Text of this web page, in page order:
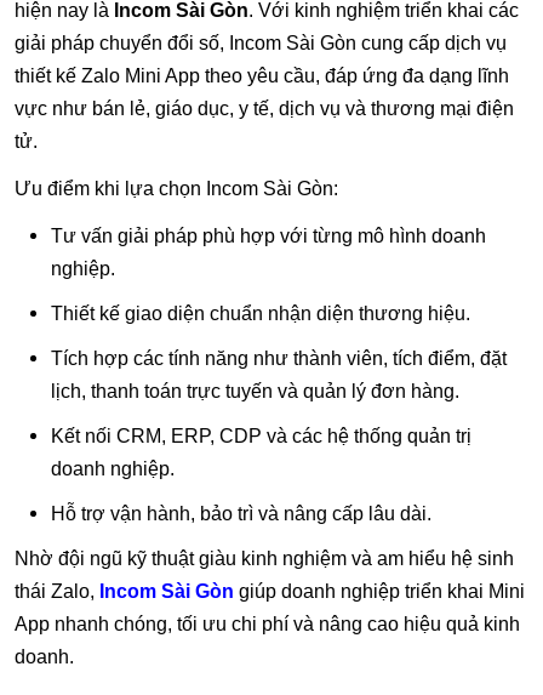
hiện nay là Incom Sài Gòn. Với kinh nghiệm triển khai các
giải pháp chuyển đổi số, Incom Sài Gòn cung cấp dịch vụ
thiết kế Zalo Mini App theo yêu cầu, đáp ứng đa dạng lĩnh
vực như bán lẻ, giáo dục, y tế, dịch vụ và thương mại điện
tử.
Ưu điểm khi lựa chọn Incom Sài Gòn:
Tư vấn giải pháp phù hợp với từng mô hình doanh
nghiệp.
Thiết kế giao diện chuẩn nhận diện thương hiệu.
Tích hợp các tính năng như thành viên, tích điểm, đặt
lịch, thanh toán trực tuyến và quản lý đơn hàng.
Kết nối CRM, ERP, CDP và các hệ thống quản trị
doanh nghiệp.
Hỗ trợ vận hành, bảo trì và nâng cấp lâu dài.
Nhờ đội ngũ kỹ thuật giàu kinh nghiệm và am hiểu hệ sinh
thái Zalo, Incom Sài Gòn giúp doanh nghiệp triển khai Mini
App nhanh chóng, tối ưu chi phí và nâng cao hiệu quả kinh
doanh.